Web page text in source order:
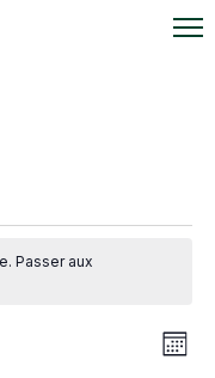
Passer aux
de
Mois